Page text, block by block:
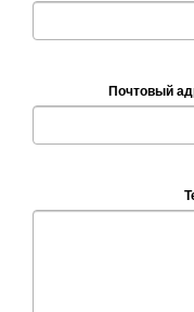
Почтовый